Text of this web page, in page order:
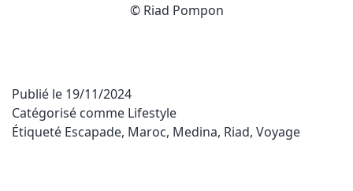
© Riad Pompon
Publié le 19/11/2024
Catégorisé comme Lifestyle
Étiqueté Escapade, Maroc, Medina, Riad, Voyage